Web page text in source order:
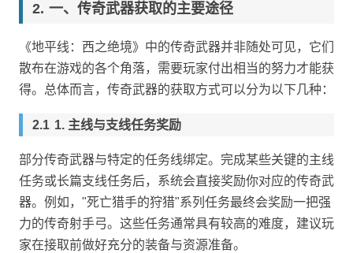
一、传奇武器获取的主要途径
《地平线：西之绝境》中的传奇武器并非随处可见，它们
散布在游戏的各个角落，需要玩家付出相当的努力才能获
得。总体而言，传奇武器的获取方式可以分为以下几种：
1. 主线与支线任务奖励
部分传奇武器与特定的任务线绑定。完成某些关键的主线
任务或长篇支线任务后，系统会直接奖励你对应的传奇武
器。例如，"死亡猎手的狩猎"系列任务最终会奖励一把强
力的传奇射手弓。这些任务通常具有较高的难度，建议玩
家在接取前做好充分的装备与资源准备。